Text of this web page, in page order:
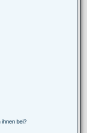
ihnen bei?